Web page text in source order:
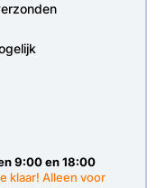
9:00 en 18:00
klaar! Alleen voor